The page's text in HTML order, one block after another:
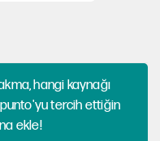
hangi kaynağı
tercih ettiğin
ekle!